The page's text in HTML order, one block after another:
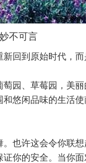
不可言
回到原始时代，
园、草莓园，美
悠闲品味的生活
也许这会令你联
你的安全。当你